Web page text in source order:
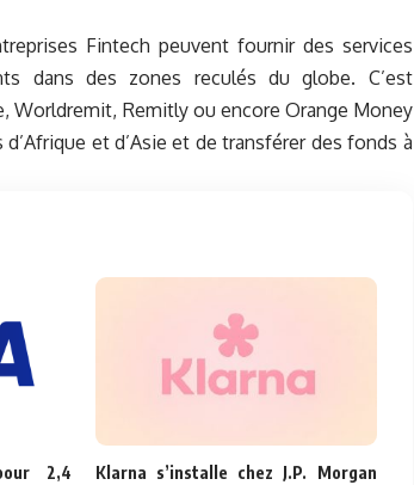
Fintech peuvent fournir des services
dans des zones reculés du globe. C’est
Worldremit, Remitly ou encore Orange Money
et d’Asie et de transférer des fonds à
2,4
Klarna s’installe chez J.P. Morgan